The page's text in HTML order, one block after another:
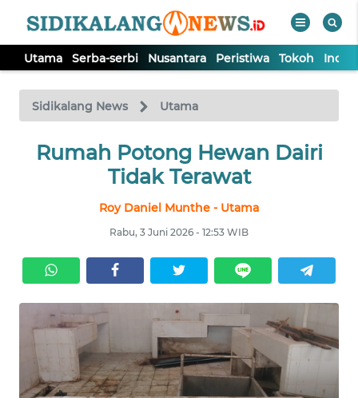
Utama Serba-serbi Nusantara Peristiwa Tokoh
Sidikalang News Utama
Rumah Potong Hewan Dairi
Tidak Terawat
Roy Daniel Munthe - Utama
Rabu, 3 Juni 2026 - 12:53 WIB
TV
Tutup
UTAMA
NUSANTARA
PERISTIWA
TOKOH
Informasi